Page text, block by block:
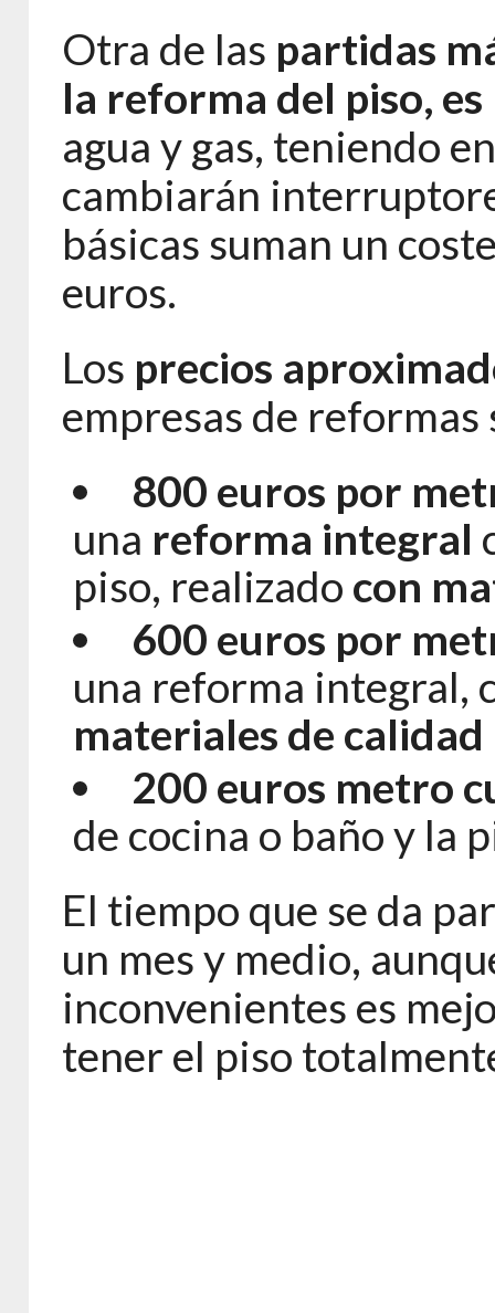
Otra de las partidas
la reforma del piso,
agua y gas, teniendo
cambiarán
básicas suman un
euros.
Los precios
empresas de reformas
800 euros por
una reforma integral
piso, realizado con
600 euros por
una reforma integral,
materiales de calidad
200 euros metro
de cocina o baño y la
El tiempo que se da
un mes y medio,
inconvenientes es
tener el piso